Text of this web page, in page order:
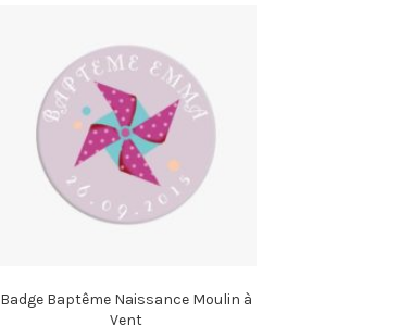
Badge Baptême Naissance Moulin à
Vent